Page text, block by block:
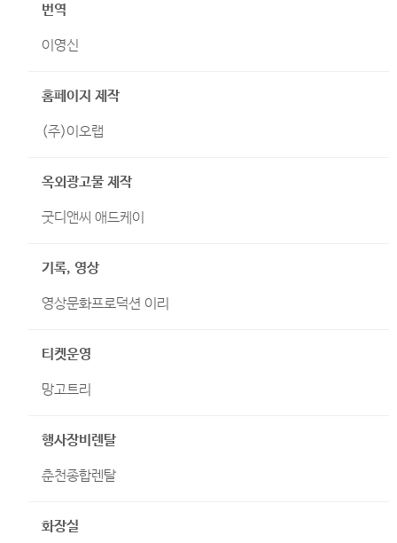
번역
이영신
홈페이지 제작
(주)이오랩
옥외광고물 제작
굿디앤씨 애드케이
기록, 영상
영상문화프로덕션 이리
티켓운영
망고트리
행사장비렌탈
춘천종합렌탈
화장실